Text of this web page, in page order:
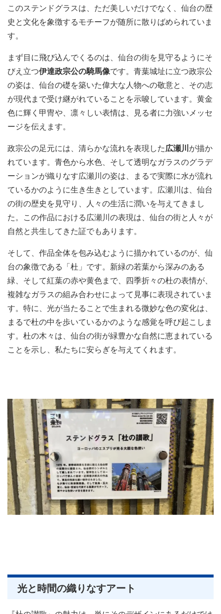
このステンドグラスは、ただ美しいだけでなく、仙台の歴
史と文化を象徴するモチーフが随所に散りばめられていま
す。
まず目に飛び込んでくるのは、仙台の街を見守るようにそ
びえ立つ伊達政宗公の騎馬像です。青葉城址に立つ政宗公
の姿は、仙台の礎を築いた偉大な人物への敬意と、その志
が現代まで受け継がれていることを示唆しています。黄金
色に輝く甲冑や、凛々しい表情は、見る者に力強いメッセ
ージを伝えます。
政宗公の足元には、清らかな流れを表現した広瀬川が描か
れています。青色から水色、そして透明なガラスのグラデ
ーションが織りなす広瀬川の姿は、まるで実際に水が流れ
ているかのように生き生きとしています。広瀬川は、仙台
の街の歴史を見守り、人々の生活に潤いを与えてきまし
た。この作品における広瀬川の表現は、仙台の街と人々が
自然と共生してきた証でもあります。
そして、作品全体を包み込むように描かれているのが、仙
台の象徴である「杜」です。新緑の若葉から深みのある
緑、そして紅葉の赤や黄色まで、四季折々の杜の表情が、
複雑なガラスの組み合わせによって見事に表現されていま
す。特に、光が当たることで生まれる微妙な色の変化は、
まるで杜の中を歩いているかのような感覚を呼び起こしま
す。杜の木々は、仙台の街が緑豊かな自然に恵まれている
ことを示し、私たちに安らぎを与えてくれます。
光と時間の織りなすアート